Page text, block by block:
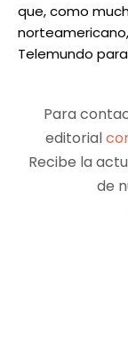
que, como
Telemundo para
Para
editorial
Recibe la
de